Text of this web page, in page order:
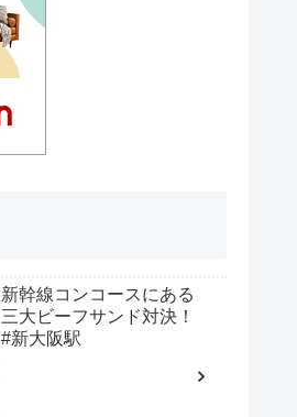
新幹線コンコースにある
三大ビーフサンド対決！
#新大阪駅